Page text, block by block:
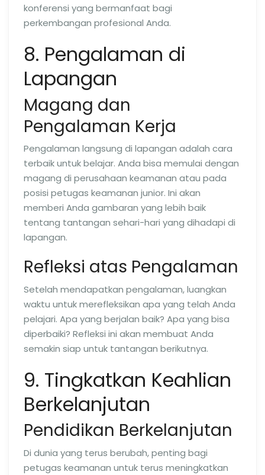
konferensi yang bermanfaat bagi
perkembangan profesional Anda.
8. Pengalaman di
Lapangan
Magang dan
Pengalaman Kerja
Pengalaman langsung di lapangan adalah cara
terbaik untuk belajar. Anda bisa memulai dengan
magang di perusahaan keamanan atau pada
posisi petugas keamanan junior. Ini akan
memberi Anda gambaran yang lebih baik
tentang tantangan sehari-hari yang dihadapi di
lapangan.
Refleksi atas Pengalaman
Setelah mendapatkan pengalaman, luangkan
waktu untuk merefleksikan apa yang telah Anda
pelajari. Apa yang berjalan baik? Apa yang bisa
diperbaiki? Refleksi ini akan membuat Anda
semakin siap untuk tantangan berikutnya.
9. Tingkatkan Keahlian
Berkelanjutan
Pendidikan Berkelanjutan
Di dunia yang terus berubah, penting bagi
petugas keamanan untuk terus meningkatkan